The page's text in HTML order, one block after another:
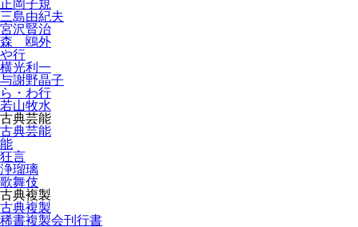
正岡子規
三島由紀夫
宮沢賢治
森 鴎外
や行
横光利一
与謝野晶子
ら・わ行
若山牧水
古典芸能
古典芸能
能
狂言
浄瑠璃
歌舞伎
古典複製
古典複製
稀書複製会刊行書